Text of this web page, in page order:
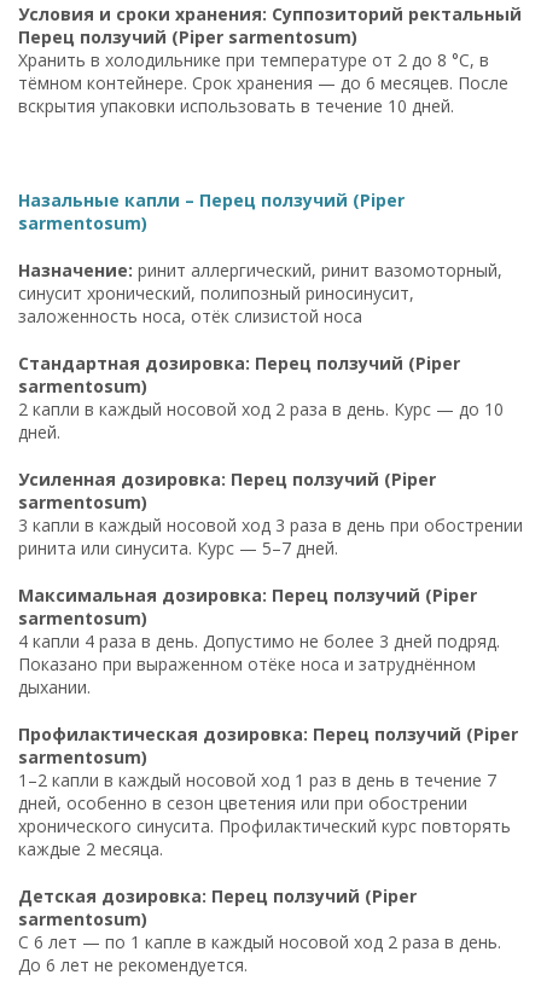
Условия и сроки хранения: Суппозиторий ректальный
Перец ползучий (Piper sarmentosum)
Хранить в холодильнике при температуре от 2 до 8 °C, в
тёмном контейнере. Срок хранения — до 6 месяцев. После
вскрытия упаковки использовать в течение 10 дней.
Назальные капли – Перец ползучий (Piper
sarmentosum)
Назначение: ринит аллергический, ринит вазомоторный,
синусит хронический, полипозный риносинусит,
заложенность носа, отёк слизистой носа
Стандартная дозировка: Перец ползучий (Piper
sarmentosum)
2 капли в каждый носовой ход 2 раза в день. Курс — до 10
дней.
Усиленная дозировка: Перец ползучий (Piper
sarmentosum)
3 капли в каждый носовой ход 3 раза в день при обострении
ринита или синусита. Курс — 5–7 дней.
Максимальная дозировка: Перец ползучий (Piper
sarmentosum)
4 капли 4 раза в день. Допустимо не более 3 дней подряд.
Показано при выраженном отёке носа и затруднённом
дыхании.
Профилактическая дозировка: Перец ползучий (Piper
sarmentosum)
1–2 капли в каждый носовой ход 1 раз в день в течение 7
дней, особенно в сезон цветения или при обострении
хронического синусита. Профилактический курс повторять
каждые 2 месяца.
Детская дозировка: Перец ползучий (Piper
sarmentosum)
С 6 лет — по 1 капле в каждый носовой ход 2 раза в день.
До 6 лет не рекомендуется.